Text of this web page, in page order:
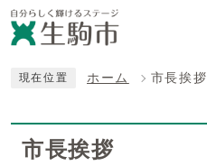
現在位置 ホーム 市長挨拶
市長挨拶